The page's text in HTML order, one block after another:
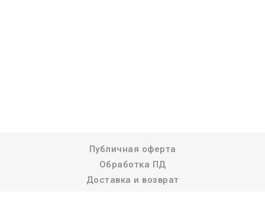
Публичная оферта
Обработка ПД
Доставка и возврат